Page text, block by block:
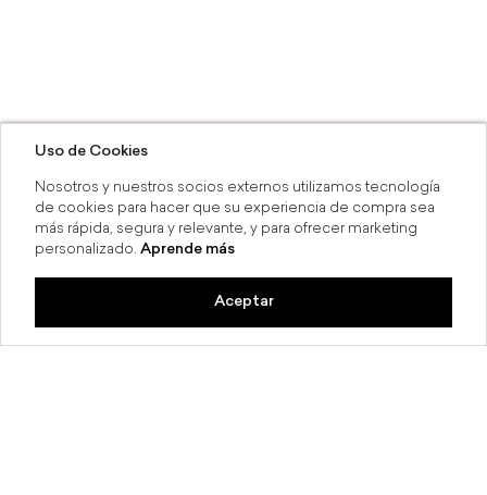
Uso de Cookies
Nosotros y nuestros socios externos utilizamos tecnología
de cookies para hacer que su experiencia de compra sea
más rápida, segura y relevante, y para ofrecer marketing
personalizado. Aprende más
Aceptar
MSI Compra en línea y recoge en